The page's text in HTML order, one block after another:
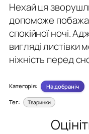
Нехай ця
допоможе
спокійної ночі.
вигляді
ніжність перед
Категорія: На добраніч
Тег: Тваринки